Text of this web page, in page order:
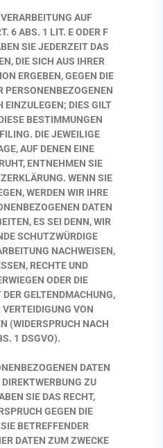
AUF
6 ABS. 1 LIT. E ODER F
SIE JEDERZEIT DAS
DIE SICH AUS IHRER
ERGEBEN, GEGEN DIE
PERSONENBEZOGENEN
EINZULEGEN; DIES GILT
BESTIMMUNGEN
DIE JEWEILIGE
AUF DENEN EINE
ENTNEHMEN SIE
WENN SIE
WERDEN WIR IHRE
DATEN
ES SEI DENN, WIR
SCHUTZWÜRDIGE
NACHWEISEN,
RECHTE UND
ODER DIE
GELTENDMACHUNG,
VON
(WIDERSPRUCH NACH
1 DSGVO).
DATEN
ZU
SIE DAS RECHT,
GEGEN DIE
BETREFFENDER
DATEN ZUM ZWECKE